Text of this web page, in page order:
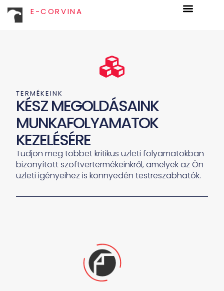
E-CORVINA
TERMÉKEINK
KÉSZ MEGOLDÁSAINK
MUNKAFOLYAMATOK
KEZELÉSÉRE
Tudjon meg többet kritikus üzleti folyamatokban
bizonyított szoftvertermékeinkről, amelyek az Ön
üzleti igényeihez is könnyedén testreszabhatók.